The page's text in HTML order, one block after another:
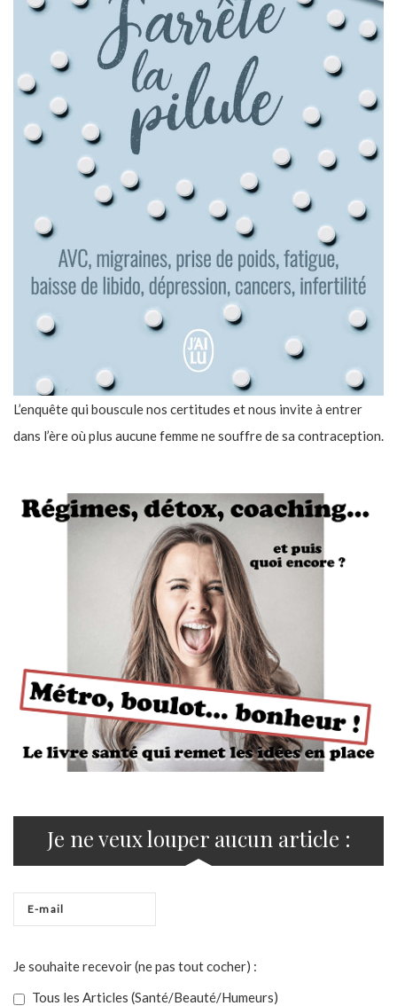
L’enquête qui bouscule nos certitudes et nous invite à entrer
dans l’ère où plus aucune femme ne souffre de sa contraception.
Je ne veux louper aucun article :
Je souhaite recevoir (ne pas tout cocher) :
Tous les Articles (Santé/Beauté/Humeurs)